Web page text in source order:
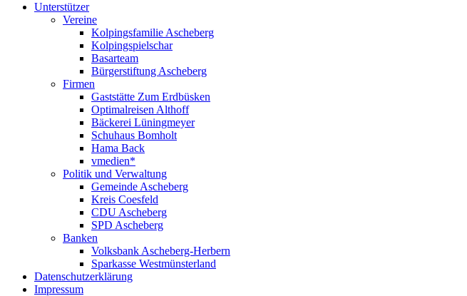
Unterstützer
Vereine
Kolpingsfamilie Ascheberg
Kolpingspielschar
Basarteam
Bürgerstiftung Ascheberg
Firmen
Gaststätte Zum Erdbüsken
Optimalreisen Althoff
Bäckerei Lüningmeyer
Schuhaus Bomholt
Hama Back
vmedien*
Politik und Verwaltung
Gemeinde Ascheberg
Kreis Coesfeld
CDU Ascheberg
SPD Ascheberg
Banken
Volksbank Ascheberg-Herbern
Sparkasse Westmünsterland
Datenschutzerklärung
Impressum